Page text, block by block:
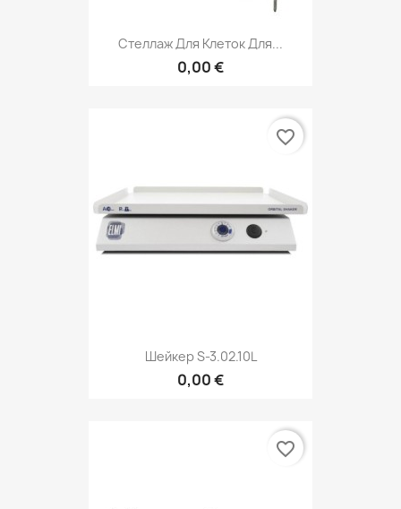
Стеллаж Для Клеток Для...
0,00 €
Шейкер S-3.02.10L
0,00 €
favorite_border
favorite_border